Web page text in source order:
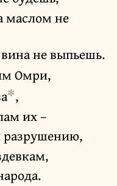
маслом не
не выпьешь.
Омри,
✻,
их –
разрушению,